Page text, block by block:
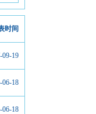
时间
09-19
06-18
06-18